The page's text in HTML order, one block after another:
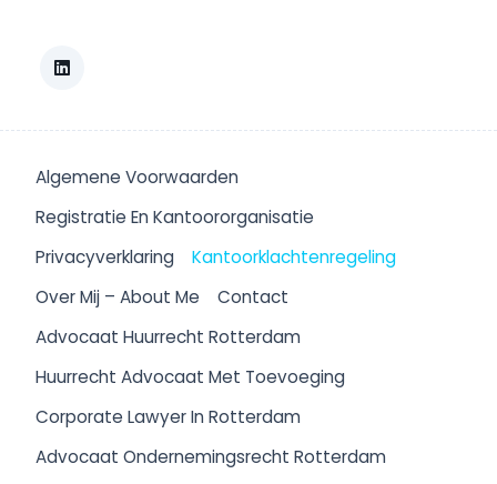
Algemene Voorwaarden
Registratie En Kantoororganisatie
Privacyverklaring
Kantoorklachtenregeling
Over Mij – About Me
Contact
Advocaat Huurrecht Rotterdam
Huurrecht Advocaat Met Toevoeging
Corporate Lawyer In Rotterdam
Advocaat Ondernemingsrecht Rotterdam